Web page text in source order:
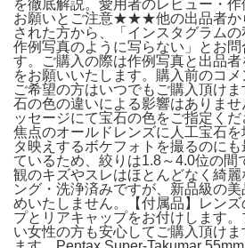
を徹底解説。愛用者のレビュー・
お願いとご注意★★★他の出品者か
された方から、「インスタグラム
作例写真のように写らない」とお問
す。ご購入の際は作例写真と出品
をお願いいたします。購入前のコメ
ご希望の方はいつでもご購入頂け
石の色の違いによる影響はありま
ッセージにて宝石の色をご指定く
焦点のオールドレンズに人工宝石
タ映えするボケフォトを撮るのに
ているため、絞りは1.8～4.0位の間
観のキズやスレはほとんどなく綺
ング・洗浄済みですが、新品級の
めいたしません。【付属品】レン
プとリアキャップをお付けします
い女性の方も安心してご購入頂け